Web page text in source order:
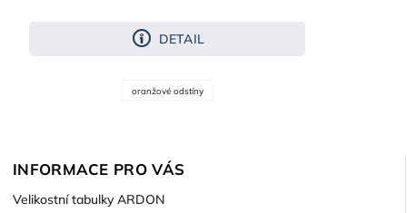
DETAIL
oranžové odstíny
INFORMACE PRO VÁS
Velikostní tabulky ARDON